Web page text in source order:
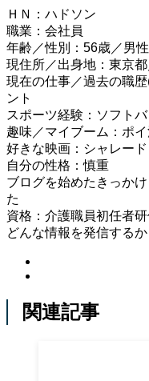
ＨＮ：ハドソン
職業：会社員
年齢／性別：56歳／男性
現住所／出身地：東京
現在の仕事／過去の職
ント
スポーツ経験：ソフト
趣味／マイブーム：ポ
好きな映画：シャレード
自分の性格：慎重
ブログを始めたきっか
た
資格：介護職員初任者研
どんな情報を発信する
関連記事